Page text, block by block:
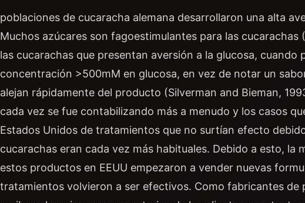
poblaciones de cucaracha alemana desarrollaron una alta
Muchos azúcares son fagoestimulantes para las cucarachas
las cucarachas que presentan aversión a la glucosa,
concentración >500mM en glucosa, en vez de notar un
alejan rápidamente del producto (Silverman and Bieman,
cada vez se fue contabilizando más a menudo y los casos
Estados Unidos de tratamientos que no surtían efecto
cucarachas eran cada vez más habituales. Debido a esto, la
estos productos en EEUU empezaron a vender nuevas
tratamientos volvieron a ser efectivos. Como fabricantes de